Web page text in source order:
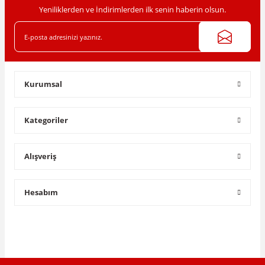
Gönder
Yeniliklerden ve İndirimlerden ilk senin haberin olsun.
Kurumsal
Kategoriler
Alışveriş
Hesabım